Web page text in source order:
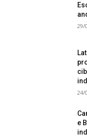
29/
24/
e